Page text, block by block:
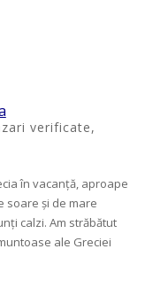
verificate,
în vacanță, aproape
soare și de mare
calzi. Am străbătut
ale Greciei